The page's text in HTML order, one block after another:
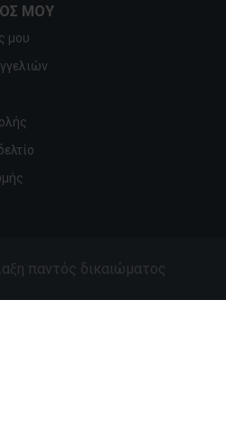
ΜΟΥ
μου
παντός δικαιώματος